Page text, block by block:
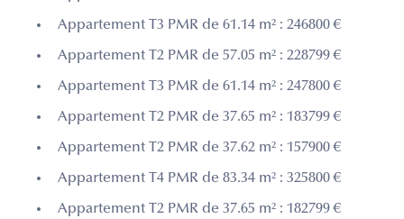
Appartement T3 PMR de 61.14 m² : 246800 €
Appartement T2 PMR de 57.05 m² : 228799 €
Appartement T3 PMR de 61.14 m² : 247800 €
Appartement T2 PMR de 37.65 m² : 183799 €
Appartement T2 PMR de 37.62 m² : 157900 €
Appartement T4 PMR de 83.34 m² : 325800 €
Appartement T2 PMR de 37.65 m² : 182799 €